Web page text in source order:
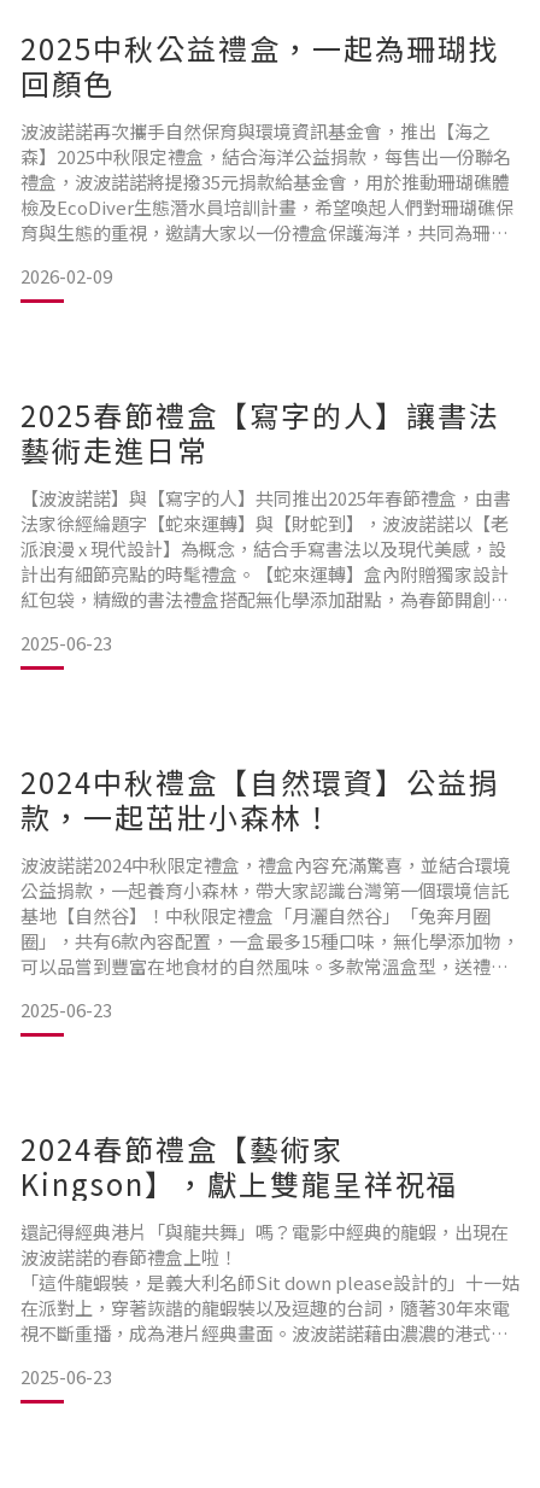
2025中秋公益禮盒，一起為珊瑚找
回顏色
波波諾諾再次攜手自然保育與環境資訊基金會，推出【海之
森】2025中秋限定禮盒，結合海洋公益捐款，每售出一份聯名
禮盒，波波諾諾將提撥35元捐款給基金會，用於推動珊瑚礁體
檢及EcoDiver生態潛水員培訓計畫，希望喚起人們對珊瑚礁保
育與生態的重視，邀請大家以一份禮盒保護海洋，共同為珊瑚
環資開啟「臺灣珊瑚礁體檢計畫」的起點—美麗的澎湖海域常
見的軸孔珊瑚為主視覺設計，湖水綠的底色彷彿陽光灑落海
2026-02-09
2025春節禮盒【寫字的人】讓書法
藝術走進日常
【波波諾諾】與【寫字的人】共同推出2025年春節禮盒，由書
法家徐經綸題字【蛇來運轉】與【財蛇到】，波波諾諾以【老
派浪漫 x 現代設計】為概念，結合手寫書法以及現代美感，設
計出有細節亮點的時髦禮盒。【蛇來運轉】盒內附贈獨家設計
紅包袋，精緻的書法禮盒搭配無化學添加甜點，為春節開創新
文字線條的變化與字義的情境，表現出書法的另一種可能。盒
面上靈動飛揚的行書，筆觸如行雲流水般自然，將書法的底蘊
2025-06-23
2024中秋禮盒【自然環資】公益捐
款，一起茁壯小森林！
波波諾諾2024中秋限定禮盒，禮盒內容充滿驚喜，並結合環境
公益捐款，一起養育小森林，帶大家認識台灣第一個環境信託
基地【自然谷】！中秋限定禮盒「月灑自然谷」「兔奔月圈
圈」，共有6款內容配置，一盒最多15種口味，無化學添加物，
可以品嘗到豐富在地食材的自然風味。多款常溫盒型，送禮彈
「月灑自然谷」是與自然保育與環境資訊基金會聯名合作。以
基金會託管的「自然谷」為設計主題，介紹台灣第一個環境信
2025-06-23
2024春節禮盒【藝術家
Kingson】，獻上雙龍呈祥祝福
還記得經典港片「與龍共舞」嗎？電影中經典的龍蝦，出現在
波波諾諾的春節禮盒上啦！
「這件龍蝦裝，是義大利名師Sit down please設計的」十一姑
在派對上，穿著詼諧的龍蝦裝以及逗趣的台詞，隨著30年來電
視不斷重播，成為港片經典畫面。波波諾諾藉由濃濃的港式復
量春節禮盒，傳遞別出心裁的祝福。禮盒上，天上的龍踏著祥
雲，海中的龍蝦破浪而出，掀起滾滾浪花。搭配台灣知名手繪
2025-06-23